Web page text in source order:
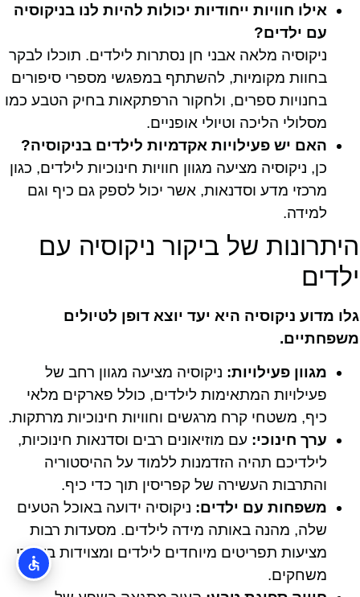
אילו חוויות ייחודיות יכולות להיות לנו בניקוסיה
עם ילדים?
ניקוסיה מלאה אבני חן נסתרות לילדים. תוכלו לבקר
בחוות מקומיות, להשתתף במפגשי מספרי סיפורים
בחנויות ספרים, ולחקור הרפתקאות בחיק הטבע כמו
מסלולי הליכה וטיולי אופניים.
האם יש פעילויות אקדמיות לילדים בניקוסיה?
כן, ניקוסיה מציעה מגוון חוויות חינוכיות לילדים, כגון
מרכזי מדע וסדנאות, אשר יכול לספק גם כיף וגם
למידה.
היתרונות של ביקור ניקוסיה עם
ילדים
גלו מדוע ניקוסיה היא יעד יוצא דופן לטיולים
משפחתיים.
מגוון פעילויות: ניקוסיה מציעה מגוון רחב של
פעילויות המתאימות לילדים, כולל פארקים מלאי
כיף, משטחי קרח מרגשים וחוויות חינוכיות מרתקות.
ערך חינוכי: עם מוזיאונים רבים וסדנאות חינוכיות,
לילדיכם תהיה הזדמנות ללמוד על ההיסטוריה
והתרבות העשירה של קפריסין תוך כדי כיף.
משפחות עם ילדים: ניקוסיה ידועה באוכל הטעים
שלה, מהנה באותה מידה לילדים. מסעדות רבות
מציעות תפריטים מיוחדים לילדים ומצוידות באזורי
משחקים.